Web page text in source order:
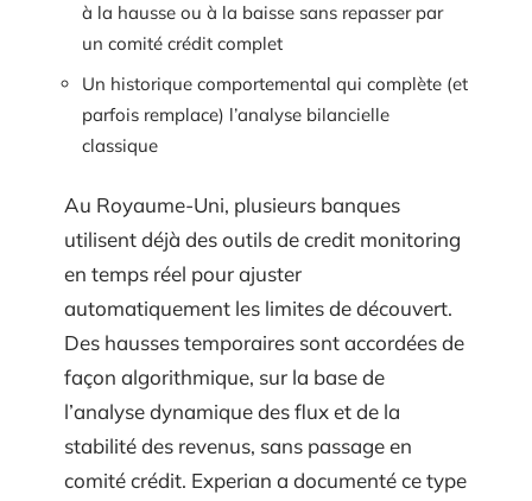
à la hausse ou à la baisse sans repasser par
un comité crédit complet
Un historique comportemental qui complète (et
parfois remplace) l’analyse bilancielle
classique
Au Royaume-Uni, plusieurs banques
utilisent déjà des outils de credit monitoring
en temps réel pour ajuster
automatiquement les limites de découvert.
Des hausses temporaires sont accordées de
façon algorithmique, sur la base de
l’analyse dynamique des flux et de la
stabilité des revenus, sans passage en
comité crédit. Experian a documenté ce type